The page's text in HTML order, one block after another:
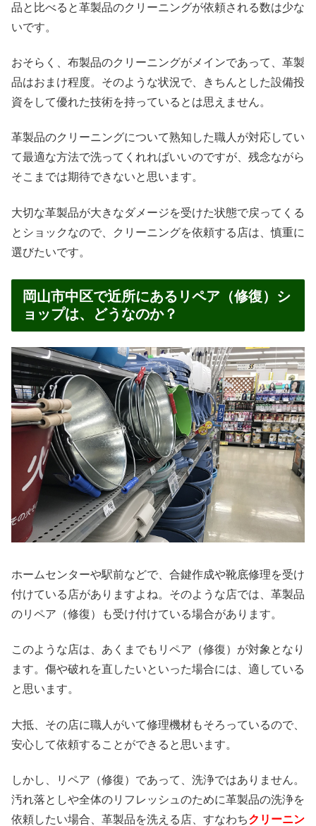
品と比べると革製品のクリーニングが依頼される数は少な
いです。
おそらく、布製品のクリーニングがメインであって、革製
品はおまけ程度。そのような状況で、きちんとした設備投
資をして優れた技術を持っているとは思えません。
革製品のクリーニングについて熟知した職人が対応してい
て最適な方法で洗ってくれればいいのですが、残念ながら
そこまでは期待できないと思います。
大切な革製品が大きなダメージを受けた状態で戻ってくる
とショックなので、クリーニングを依頼する店は、慎重に
選びたいです。
岡山市中区で近所にあるリペア（修復）シ
ョップは、どうなのか？
ホームセンターや駅前などで、合鍵作成や靴底修理を受け
付けている店がありますよね。そのような店では、革製品
のリペア（修復）も受け付けている場合があります。
このような店は、あくまでもリペア（修復）が対象となり
ます。傷や破れを直したいといった場合には、適している
と思います。
大抵、その店に職人がいて修理機材もそろっているので、
安心して依頼することができると思います。
しかし、リペア（修復）であって、洗浄ではありません。
汚れ落としや全体のリフレッシュのために革製品の洗浄を
依頼したい場合、革製品を洗える店、すなわちクリーニン